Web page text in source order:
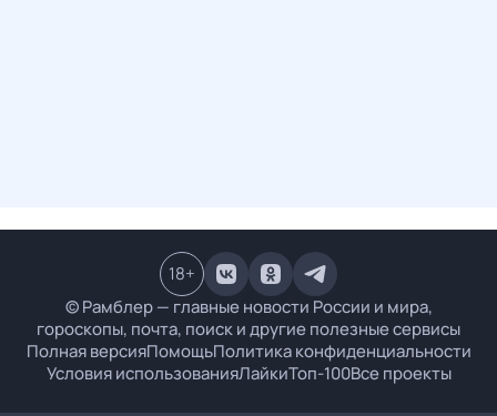
© Рамблер — главные новости России и мира,
гороскопы, почта, поиск и другие полезные сервисы
Полная версияПомощьПолитика конфиденциальности
Условия использованияЛайкиТоп-100Все проекты
18+